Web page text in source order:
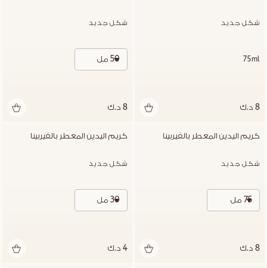
شكل جديد
75ml
8 د.ك
شكل جديد
50 مل
8 د.ك
كريم اليدين المعطر بالفيربينا
شكل جديد
75 مل
8 د.ك
كريم اليدين المعطر بالفيربينا
شكل جديد
30 مل
4 د.ك